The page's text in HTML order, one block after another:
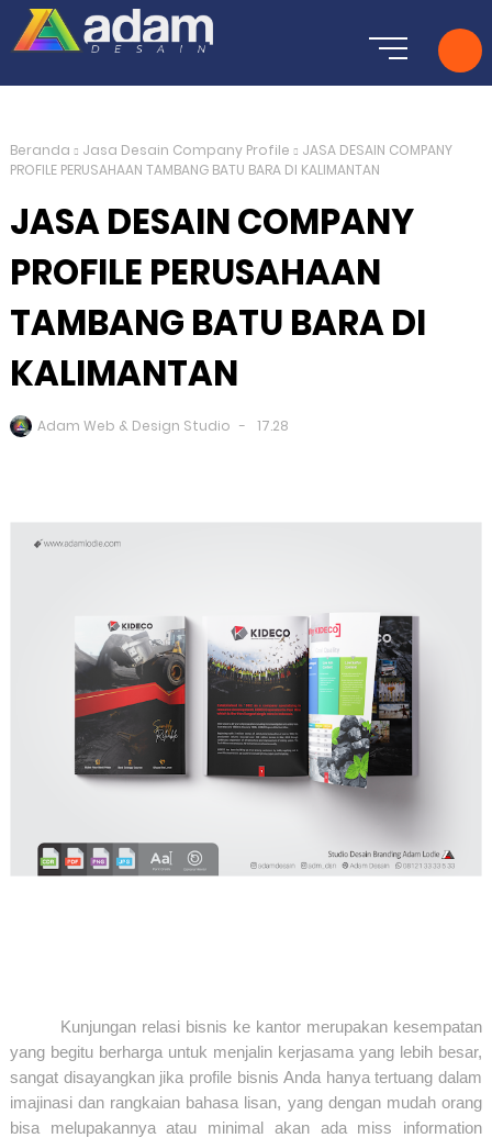
Beranda Jasa Desain Company Profile
JASA DESAIN COMPANY
PROFILE PERUSAHAAN TAMBANG BATU BARA DI KALIMANTAN
JASA DESAIN COMPANY
PROFILE PERUSAHAAN
TAMBANG BATU BARA DI
KALIMANTAN
Adam Web & Design Studio 17.28
Kunjungan relasi bisnis ke kantor merupakan kesempatan
yang begitu berharga untuk menjalin kerjasama yang lebih besar,
sangat disayangkan jika profile bisnis Anda hanya tertuang dalam
imajinasi dan rangkaian bahasa lisan, yang dengan mudah orang
bisa melupakannya atau minimal akan ada miss information